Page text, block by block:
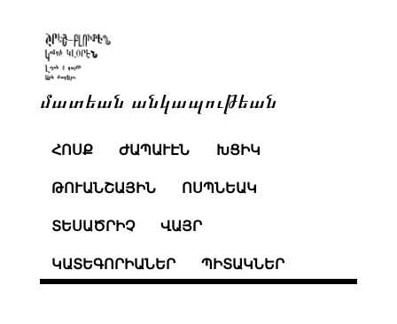
մատեան անկապութեան
ՀՈՍՔ ԺԱՊԱՒԷՆ ԽՑԻԿ
ԹՈՒԱՆՇԱՅԻՆ ՈՍՊՆԵԱԿ
ՏԵՍԱԾՐԻՉ ՎԱՅՐ
ԿԱՏԵԳՈՐԻԱՆԵՐ ՊԻՏԱԿՆԵՐ